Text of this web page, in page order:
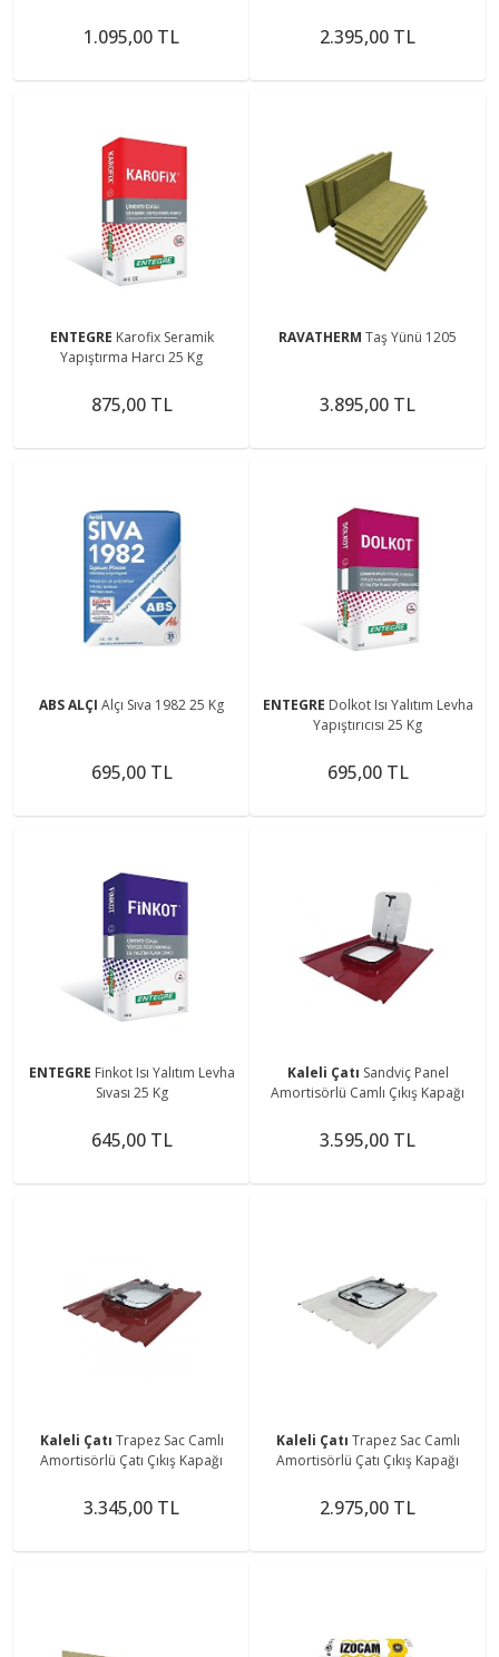
1.095,00 TL 2.395,00 TL
ENTEGRE Karofix Seramik
Yapıştırma Harcı 25 Kg
875,00 TL
RAVATHERM Taş Yünü 1205
3.895,00 TL
ABS ALÇI Alçı Sıva 1982 25 Kg
695,00 TL
ENTEGRE Dolkot Isı Yalıtım Levha
Yapıştırıcısı 25 Kg
695,00 TL
ENTEGRE Finkot Isı Yalıtım Levha
Sıvası 25 Kg
645,00 TL
Kaleli Çatı Sandviç Panel
Amortisörlü Camlı Çıkış Kapağı
3.595,00 TL
Kaleli Çatı Trapez Sac Camlı
Amortisörlü Çatı Çıkış Kapağı
3.345,00 TL
Kaleli Çatı Trapez Sac Camlı
Amortisörlü Çatı Çıkış Kapağı
2.975,00 TL